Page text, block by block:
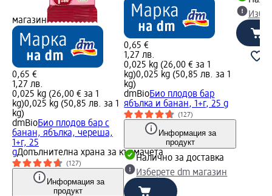
магазин
0,65 €
1,27 лв.
0,025 kg (26,00 € за 1
kg)0,025 kg (50,85 лв. за 1
kg)
dmBioБио плодов бар с
банан, ябълка, череша,
1+г, 25
gДопълнителна храна за кърмачета
(127)
Информация за
продукт
0,65 €
1,27 лв.
0,025 kg (26,00 € за 1
kg)0,025 kg (50,85 лв. за 1
kg)
dmBioБио плодов бар
ябълка и банан, 1+г, 25 g
(127)
Информация за
продукт
Налично за доставка
Изберете dm магазин